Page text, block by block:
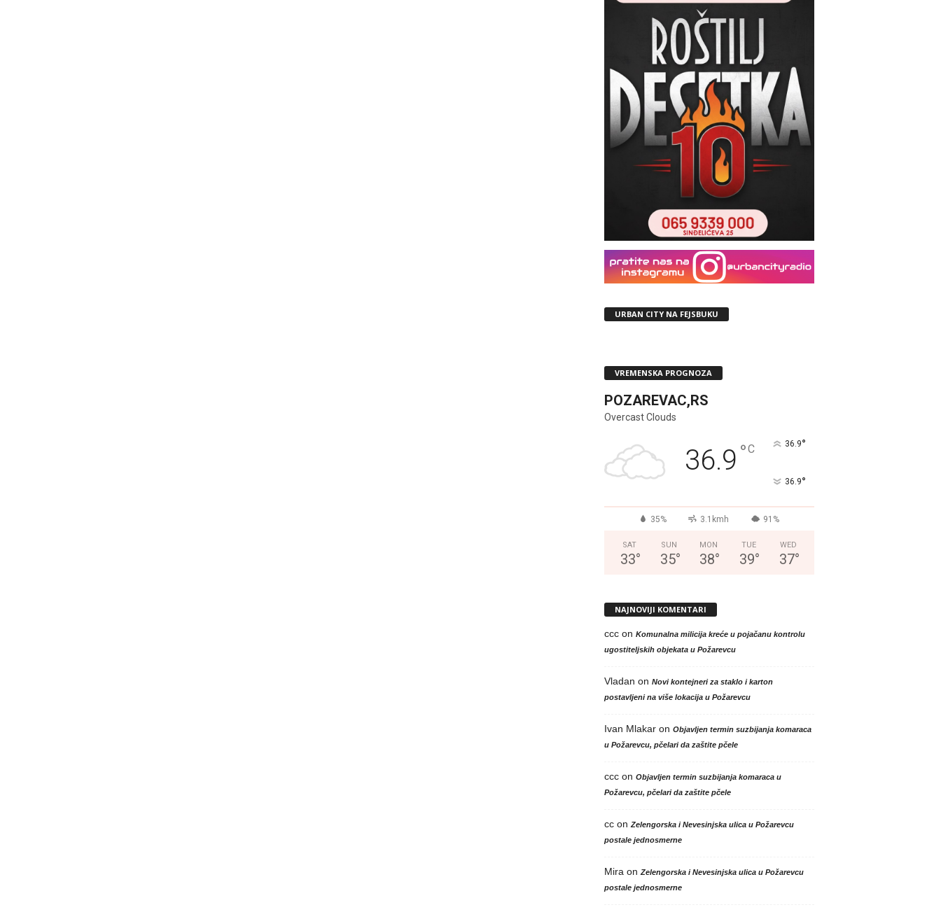
URBAN CITY NA FEJSBUKU
VREMENSKA PROGNOZA
POZAREVAC,RS
Overcast Clouds
36.9 °C 36.9°
36.9°
35% 3.1kmh 91%
SAT
33°
SUN
35°
MON
38°
TUE
39°
WED
37°
NAJNOVIJI KOMENTARI
cccon Komunalna milicija kreće u pojačanu kontrolu
ugostiteljskih objekata u Požarevcu
Vladan on Novi kontejneri za staklo i karton
postavljeni na više lokacija u Požarevcu
Ivan Mlakaron Objavljen termin suzbijanja komaraca
u Požarevcu, pčelari da zaštite pčele
cccon Objavljen termin suzbijanja komaraca u
Požarevcu, pčelari da zaštite pčele
ccon Zelengorska i Nevesinjska ulica u Požarevcu
postale jednosmerne
Mira on Zelengorska i Nevesinjska ulica u Požarevcu
postale jednosmerne